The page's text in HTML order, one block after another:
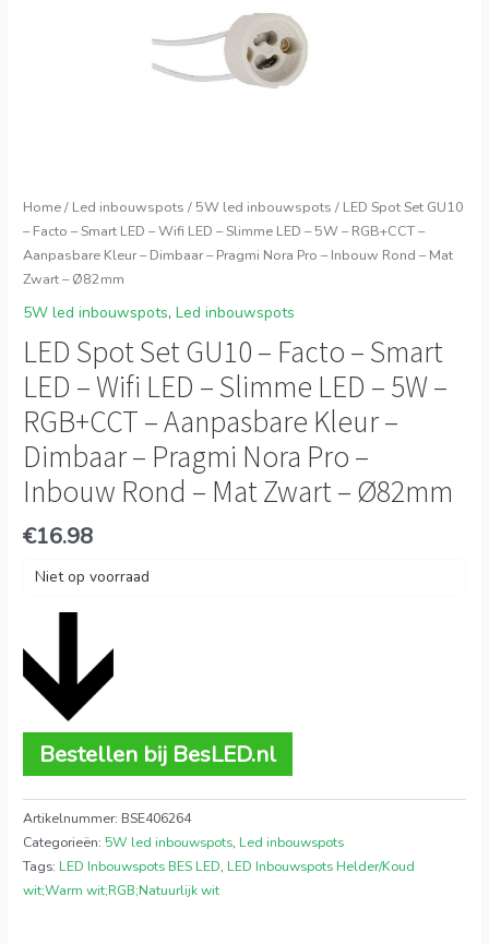
Home/ Led inbouwspots / 5W led inbouwspots / LED Spot Set GU10
– Facto – Smart LED – Wifi LED – Slimme LED – 5W – RGB+CCT –
Aanpasbare Kleur – Dimbaar – Pragmi Nora Pro – Inbouw Rond – Mat
Zwart – Ø82mm
5W led inbouwspots,Led inbouwspots
LED Spot Set GU10 – Facto – Smart
LED – Wifi LED – Slimme LED – 5W –
RGB+CCT – Aanpasbare Kleur –
Dimbaar – Pragmi Nora Pro –
Inbouw Rond – Mat Zwart – Ø82mm
€16.98
Niet op voorraad
Bestellen bij BesLED.nl
Artikelnummer: BSE406264
Categorieën: 5W led inbouwspots, Led inbouwspots
Tags: LED Inbouwspots BES LED, LED Inbouwspots Helder/Koud
wit;Warm wit;RGB;Natuurlijk wit